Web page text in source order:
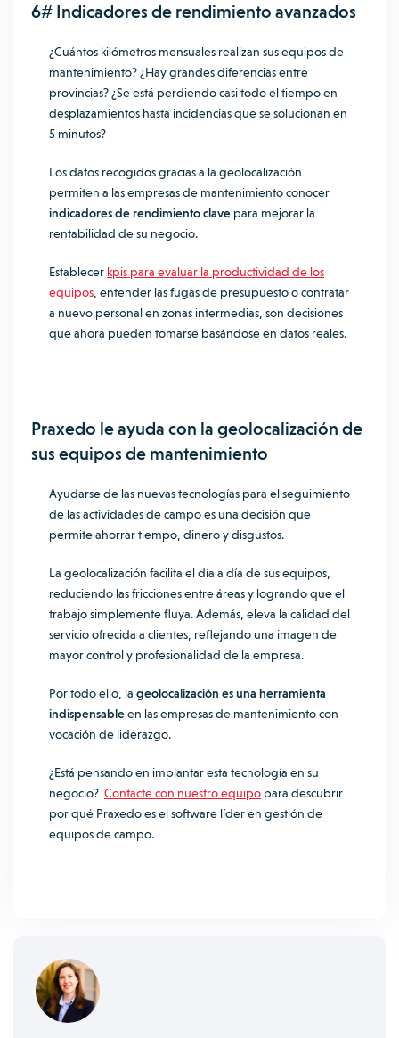
6# Indicadores de rendimiento avanzados
¿Cuántos kilómetros mensuales realizan sus equipos de
mantenimiento? ¿Hay grandes diferencias entre
provincias? ¿Se está perdiendo casi todo el tiempo en
desplazamientos hasta incidencias que se solucionan en
5 minutos?
Los datos recogidos gracias a la geolocalización
permiten a las empresas de mantenimiento conocer
indicadores de rendimiento clave para mejorar la
rentabilidad de su negocio.
Establecer kpis para evaluar la productividad de los
equipos , entender las fugas de presupuesto o contratar
a nuevo personal en zonas intermedias, son decisiones
que ahora pueden tomarse basándose en datos reales.
Praxedo le ayuda con la geolocalización de
sus equipos de mantenimiento
Ayudarse de las nuevas tecnologías para el seguimiento
de las actividades de campo es una decisión que
permite ahorrar tiempo, dinero y disgustos.
La geolocalización facilita el día a día de sus equipos,
reduciendo las fricciones entre áreas y logrando que el
trabajo simplemente fluya. Además, eleva la calidad del
servicio ofrecida a clientes, reflejando una imagen de
mayor control y profesionalidad de la empresa.
Por todo ello, la geolocalización es una herramienta
indispensableen las empresas de mantenimiento con
vocación de liderazgo.
¿Está pensando en implantar esta tecnología en su
negocio? Contacte con nuestro equipo para descubrir
por qué Praxedo es el software líder en gestión de
equipos de campo.